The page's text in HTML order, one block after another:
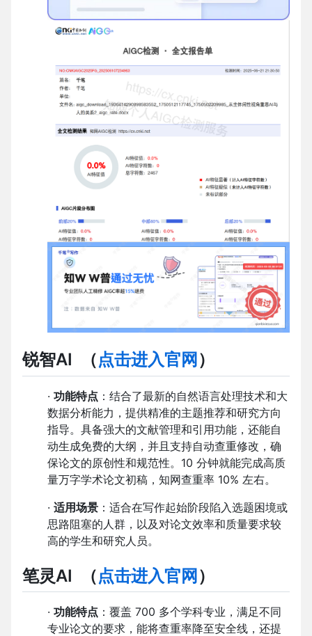
锐智AI （点击进入官网 ）
· 功能特点 ：结合了最新的自然语言处理技术和大
数据分析能力，提供精准的主题推荐和研究方向
指导。具备强大的文献管理和引用功能，还能自
动生成免费的大纲，并且支持自动查重修改，确
保论文的原创性和规范性。10 分钟就能完成高质
量万字学术论文初稿，知网查重率 10% 左右。
· 适用场景 ：适合在写作起始阶段陷入选题困境或
思路阻塞的人群，以及对论文效率和质量要求较
高的学生和研究人员。
笔灵AI （点击进入官网 ）
· 功能特点 ：覆盖 700 多个学科专业，满足不同
专业论文的要求，能将查重率降至安全线，还提